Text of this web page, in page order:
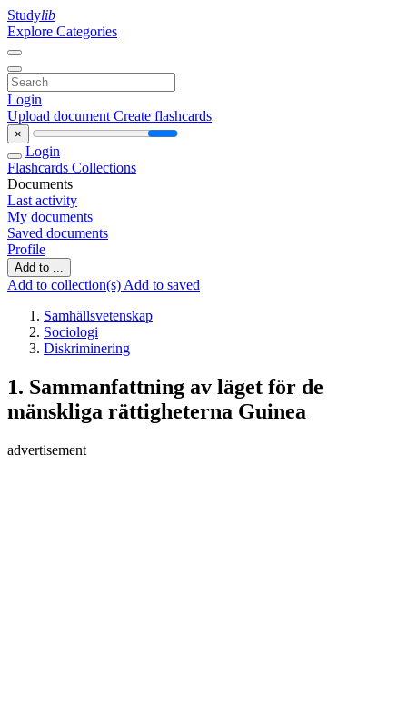
Studylib
Explore Categories
Login
Upload document Create flashcards
×
Login
Flashcards Collections
Documents
Last activity
My documents
Saved documents
Profile
Add to ...
Add to collection(s) Add to saved
Samhällsvetenskap
Sociologi
Diskriminering
1. Sammanfattning av läget för de
mänskliga rättigheterna Guinea
advertisement